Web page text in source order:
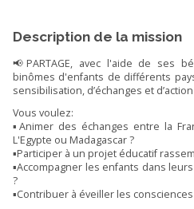
Description de la mission
📢PARTAGE, avec l'aide de ses
binômes d'enfants de différents
sensibilisation, d’échanges et
Vous voulez:
▪️Animer des échanges entre la
L'Egypte ou Madagascar ?
▪️Participer à un projet éducatif
▪️Accompagner les enfants dans
?
▪️Contribuer à éveiller les